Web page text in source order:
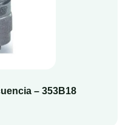
– 353B18